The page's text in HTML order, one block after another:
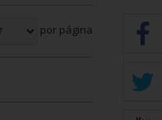
por página